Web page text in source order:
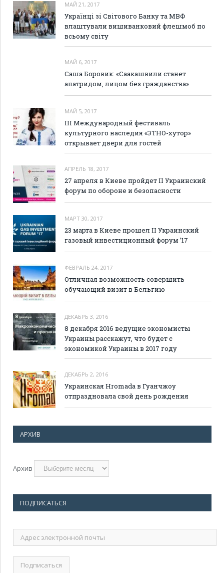
МАЙ 21, 2017
Українці зі Світового Банку та МВФ
влаштували вишиванковий флешмоб по
всьому світу
МАЙ 6, 2017
Саша Боровик: «Саакашвили станет
апатридом, лицом без гражданства»
МАЙ 5, 2017
III Международный фестиваль
культурного наследия «ЭТНО-хутор»
открывает двери для гостей
АПРЕЛЬ 18, 2017
27 апреля в Киеве пройдет II Украинский
форум по обороне и безопасности
МАРТ 30, 2017
23 марта в Киеве прошел II Украинский
газовый инвестиционный форум ’17
ФЕВРАЛЬ 24, 2017
Отличная возможность совершить
обучающий визит в Бельгию
ДЕКАБРЬ 3, 2016
8 декабря 2016 ведущие экономисты
Украины расскажут, что будет с
экономикой Украины в 2017 году
ДЕКАБРЬ 2, 2016
Украинская Hromada в Гуанчжоу
отпраздновала свой день рождения
АРХИВ
Архив
ПОДПИСАТЬСЯ
Адрес
электронной